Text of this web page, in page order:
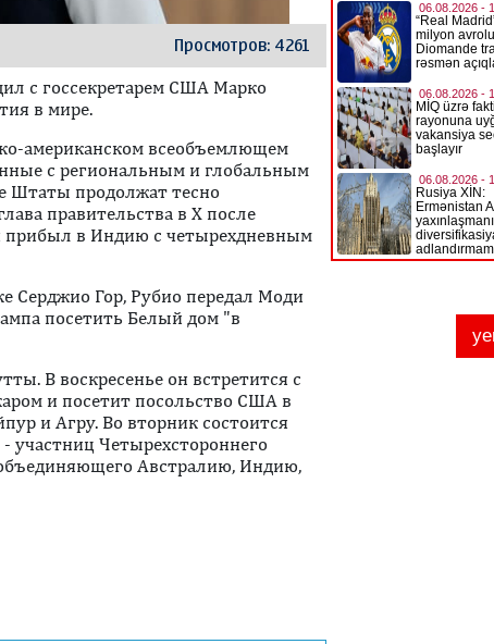
Просмотров: 4261
с госсекретарем США Марко
в мире.
американском всеобъемлющем
с региональным и глобальным
Штаты продолжат тесно
правительства в Х после
прибыл в Индию с четырехдневным
Серджио Гор, Рубио передал Моди
посетить Белый дом "в
В воскресенье он встретится с
и посетит посольство США в
и Агру. Во вторник состоится
участниц Четырехстороннего
Австралию, Индию,